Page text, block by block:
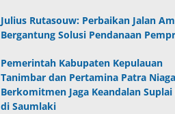
Julius Rutasouw: Perbaikan Jalan
Bergantung Solusi Pendanaan
Pemerintah Kabupaten Kepulauan
Tanimbar dan Pertamina Patra Niaga
Berkomitmen Jaga Keandalan Suplai
di Saumlaki